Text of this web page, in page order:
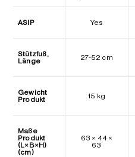
ASIP Yes
Stützfuß,
Länge
27-52 cm
Gewicht
Produkt
15 kg
Maße
Produkt
(L×B×H)
(cm)
63 × 44 ×
63